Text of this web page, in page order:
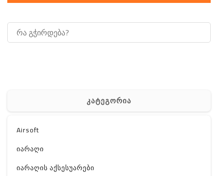
კატეგორია
Airsoft
იარაღი
იარაღის აქსესუარები